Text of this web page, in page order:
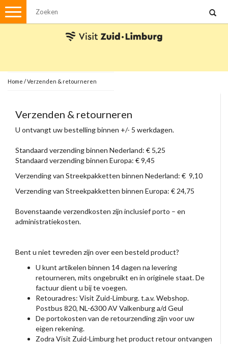
Menu
Met de auto
Brochures en kaarten
Plattegronden
Uit de streek
Streekpakketten
Ansichtkaarten
Home /Verzenden & retourneren
Verzenden & retourneren
U ontvangt uw bestelling binnen +/- 5 werkdagen.
Standaard verzending binnen Nederland: € 5,25
Standaard verzending binnen Europa: € 9,45
Verzending van Streekpakketten binnen Nederland: € 9,10
Verzending van Streekpakketten binnen Europa: € 24,75
Bovenstaande verzendkosten zijn inclusief porto – en
administratiekosten.
Bent u niet tevreden zijn over een besteld product?
U kunt artikelen binnen 14 dagen na levering
retourneren, mits ongebruikt en in originele staat. De
factuur dient u bij te voegen.
Retouradres: Visit Zuid-Limburg. t.a.v. Webshop.
Postbus 820, NL-6300 AV Valkenburg a/d Geul
De portokosten van de retourzending zijn voor uw
eigen rekening.
Zodra Visit Zuid-Limburg het product retour ontvangen